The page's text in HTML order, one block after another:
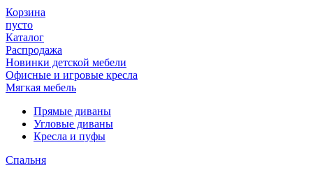
Корзина
пусто
Каталог
Распродажа
Новинки детской мебели
Офисные и игровые кресла
Мягкая мебель
Прямые диваны
Угловые диваны
Кресла и пуфы
Спальня